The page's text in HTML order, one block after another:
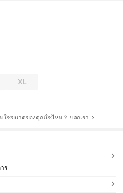
XL
ใช่ขนาดของคุณใช่ไหม？ บอกเรา
ร